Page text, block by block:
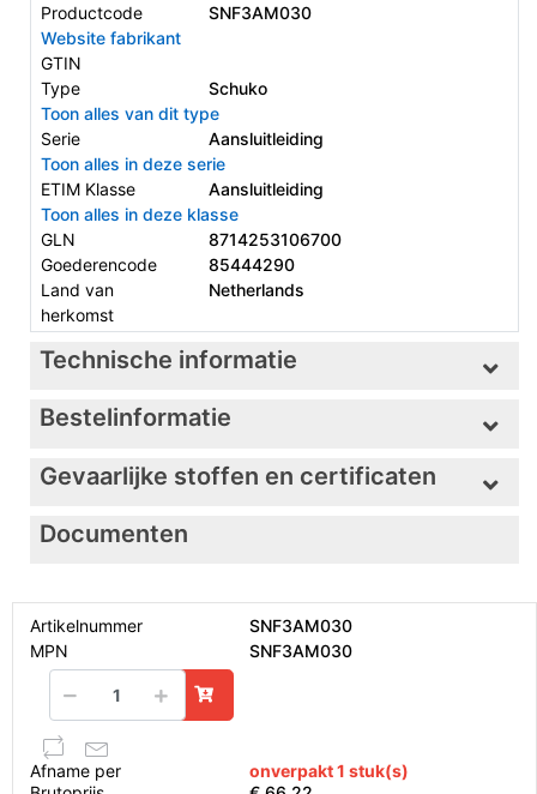
Productcode
SNF3AM030
Website fabrikant
GTIN
Type
Schuko
Toon alles van dit type
Serie
Aansluitleiding
Toon alles in deze serie
ETIM Klasse
Aansluitleiding
Toon alles in deze klasse
GLN
8714253106700
Goederencode
85444290
Land van
herkomst
Netherlands
Technische informatie
Bestelinformatie
Gevaarlijke stoffen en certificaten
Documenten
Artikelnummer
SNF3AM030
MPN
SNF3AM030
Afname per
onverpakt 1 stuk(s)